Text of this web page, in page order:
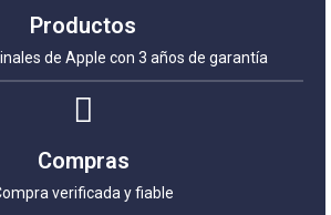
Productos
de Apple con 3 años de garantía
Compras
verificada y fiable